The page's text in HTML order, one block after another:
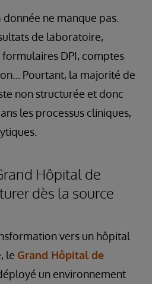
ne manque pas.
de laboratoire,
DPI, comptes
Pourtant, la majorité de
non structurée et donc
les processus cliniques,
Hôpital de
dès la source
vers un hôpital
le Grand Hôpital de
un environnement